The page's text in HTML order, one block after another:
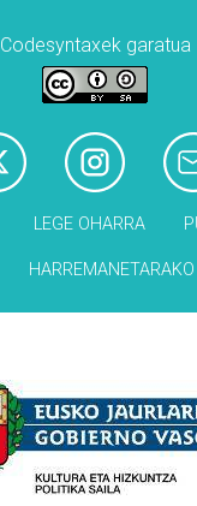
Codesyntaxek garatua
LEGE OHARRA
HARREMANETARAKO